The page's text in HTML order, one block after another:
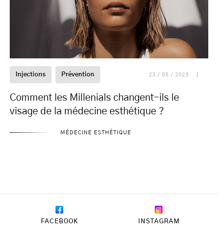
Injections Prévention 23 / 05 / 2023
Comment les Millenials changent-ils le
visage de la médecine esthétique ?
MÉDECINE ESTHÉTIQUE
FACEBOOK INSTAGRAM